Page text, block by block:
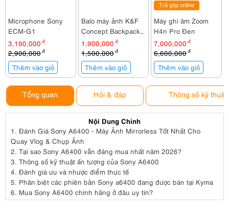
Microphone Sony
ECM-G1
3,190,000 đ
2,900,000đ
Thêm vào giỏ
Balo máy ảnh K&F
Concept Backpack
KF13.087AV1
1,900,000 đ
1,500,000 đ
Thêm vào giỏ
Trả góp online
Máy ghi âm Zoom
H4n Pro Đen
7,000,000 đ
6,600,000đ
Thêm vào giỏ
Tổng quan Hỏi & đáp Thông số kỹ thuật
Nội Dung Chính
1. Đánh Giá Sony A6400 - Máy Ảnh Mirrorless Tốt Nhất Cho
Quay Vlog & Chụp Ảnh
2. Tại sao Sony A6400 vẫn đáng mua nhất năm 2026?
3. Thông số kỹ thuật ấn tượng của Sony A6400
4. Đánh giá ưu và nhược điểm thực tế
5. Phân biệt các phiên bản Sony a6400 đang được bán tại Kyma
6. Mua Sony A6400 chính hãng ở đâu uy tín?